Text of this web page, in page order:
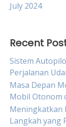
July 2024
Recent
Sistem
Perjalanan
Masa Depan
Mobil Otonom
Meningkatkan
Langkah yang